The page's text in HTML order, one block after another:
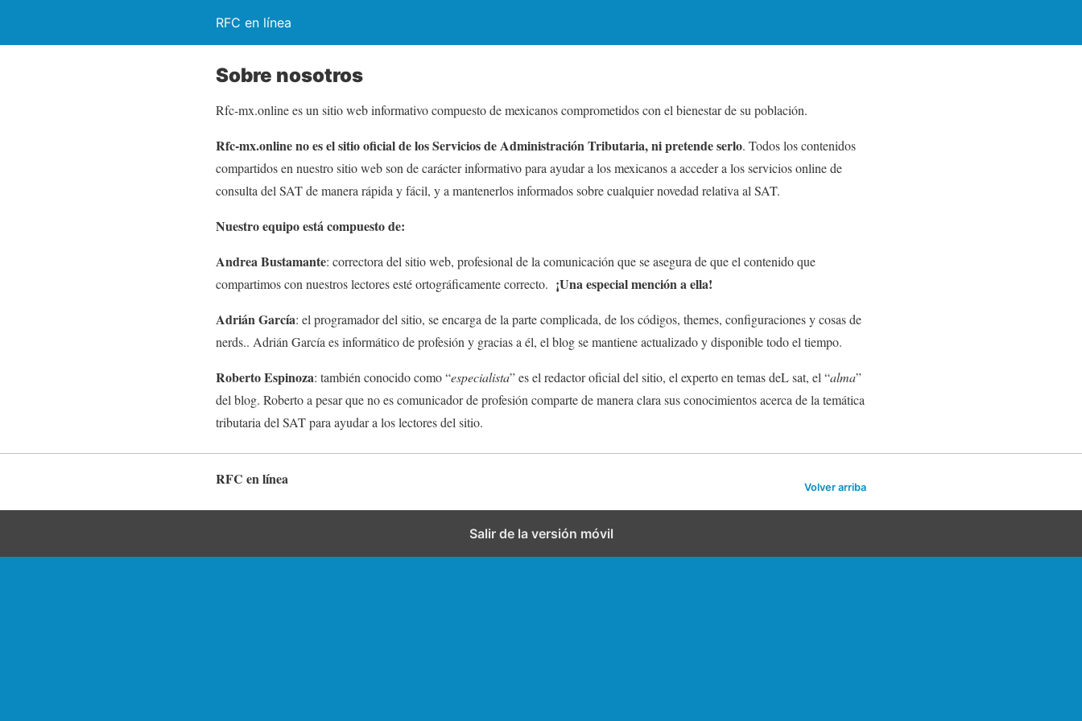
RFC en línea
Sobre nosotros
Rfc-mx.online es un sitio web informativo compuesto de mexicanos comprometidos con el bienestar de su población.
Rfc-mx.onlineno es el sitio oficial de los Servicios de Administración Tributaria, ni pretende serlo. Todos los contenidos
compartidos en nuestro sitio web son de carácter informativo para ayudar a los mexicanos a acceder a los servicios online de
consulta del SAT de manera rápida y fácil, y a mantenerlos informados sobre cualquier novedad relativa al SAT.
Nuestro equipo está compuesto de:
Andrea Bustamante: correctora del sitio web, profesional de la comunicación que se asegura de que el contenido que
compartimos con nuestros lectores esté ortográficamente correcto. ¡Una especial mención a ella!
Adrián García: el programador del sitio, se encarga de la parte complicada, de los códigos, themes, configuraciones y cosas de
nerds.. Adrián García es informático de profesión y gracias a él, el blog se mantiene actualizado y disponible todo el tiempo.
Roberto Espinoza: también conocido como “especialista” es el redactor oficial del sitio, el experto en temas deL sat, el “alma”
del blog. Roberto a pesar que no es comunicador de profesión comparte de manera clara sus conocimientos acerca de la temática
tributaria del SAT para ayudar a los lectores del sitio.
RFC en línea Volver arriba
Salir de la versión móvil